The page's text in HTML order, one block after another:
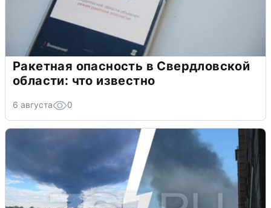
Ракетная опасность в Свердловской
области: что известно
6 августа 0